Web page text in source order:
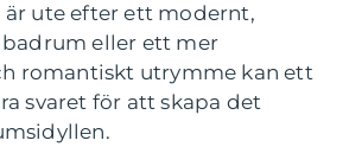
är ute efter ett modernt,
eller ett mer
romantiskt utrymme kan ett
svaret för att skapa det